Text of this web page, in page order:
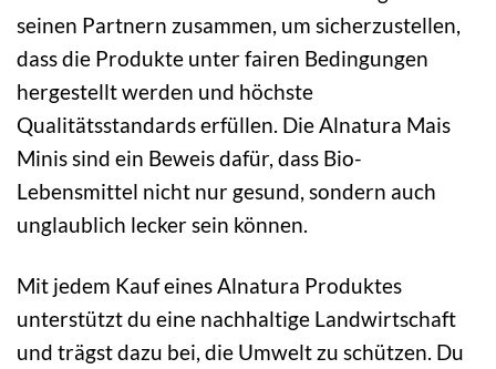
seinen Partnern zusammen, um sicherzustellen,
dass die Produkte unter fairen Bedingungen
hergestellt werden und höchste
Qualitätsstandards erfüllen. Die Alnatura Mais
Minis sind ein Beweis dafür, dass Bio-
Lebensmittel nicht nur gesund, sondern auch
unglaublich lecker sein können.
Mit jedem Kauf eines Alnatura Produktes
unterstützt du eine nachhaltige Landwirtschaft
und trägst dazu bei, die Umwelt zu schützen. Du